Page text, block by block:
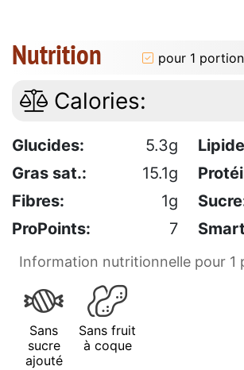
Nutrition pour 1 portion
Calories:
Glucides: 5.3g
Gras sat.:
15.1g
Fibres:
1g
ProPoints:
7
Information nutritionnelle pour 1
Sans
sucre
ajouté
Sans fruit
à coque